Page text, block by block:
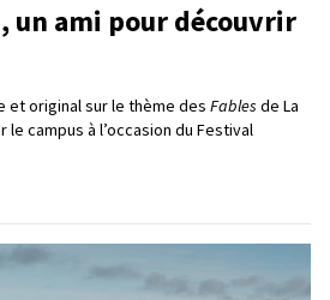
un ami pour découvrir
et original sur le thème des Fables de La
campus à l’occasion du Festival